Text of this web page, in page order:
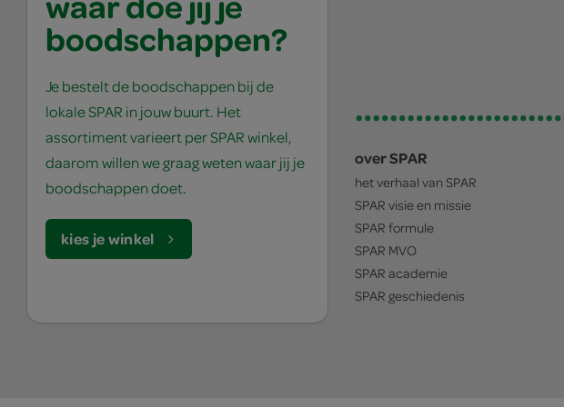
boodschappen?
Je bestelt de boodschappen bij de
lokale SPAR in jouw buurt. Het
assortiment varieert per SPAR winkel,
daarom willen we graag weten waar jij je
boodschappen doet.
kies je winkel
over SPAR
het verhaal van SPAR
SPAR visie en missie
SPAR formule
SPAR MVO
SPAR academie
SPAR geschiedenis